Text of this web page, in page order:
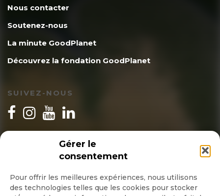
Gérer le
consentement
Pour offrir les meilleures expériences, nous utilisons
des technologies telles que les cookies pour stocker
Nous contacter
Soutenez-nous
La minute GoodPlanet
Découvrez la fondation GoodPlanet
SUIVEZ-NOUS
INSCRIPTION NEWSLETTER
Quotidienne